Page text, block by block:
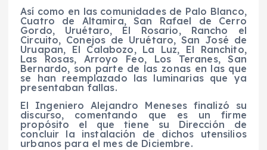
Así como en las comunidades de Palo Blanco,
Cuatro de Altamira, San Rafael de Cerro
Gordo, Uruétaro, El Rosario, Rancho el
Circuito, Conejos de Uruétaro, San José de
Uruapan, El Calabozo, La Luz, El Ranchito,
Las Rosas, Arroyo Feo, Los Teranes, San
Bernardo, son parte de las zonas en las que
se han reemplazado las luminarias que ya
presentaban fallas.
El Ingeniero Alejandro Meneses finalizó su
discurso, comentando que es un firme
propósito el que tiene su Dirección de
concluir la instalación de dichos utensilios
urbanos para el mes de Diciembre.